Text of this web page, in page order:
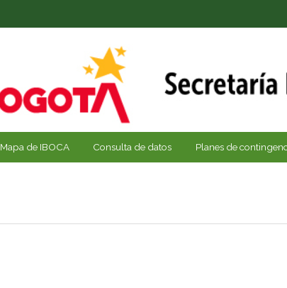
Mapa de IBOCA Consulta de datos Planes de